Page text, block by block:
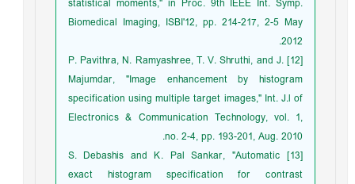
statistical moments," in Proc. 9th IEEE Int. Symp.
Biomedical Imaging, ISBI'12, pp. 214-217, 2-5 May
2012.
[12] P. Pavithra, N. Ramyashree, T. V. Shruthi, and J.
Majumdar, "Image enhancement by histogram
specification using multiple target images," Int. J.l of
Electronics & Communication Technology, vol. 1,
no. 2-4, pp. 193-201, Aug. 2010.
[13] S. Debashis and K. Pal Sankar, "Automatic
exact histogram specification for contrast